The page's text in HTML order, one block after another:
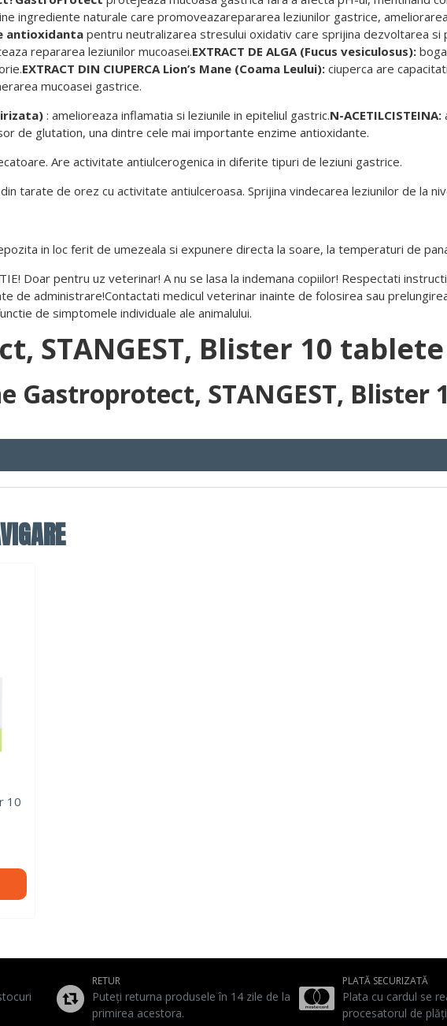
ingrediente naturale care promoveazarepararea leziunilor gastrice,
antioxidanta pentru neutralizarea stresului oxidativ care sprijina dezvoltarea si
repararea leziunilor mucoasei.EXTRACT DE ALGA (Fucus vesiculosus):
EXTRACT DIN CIUPERCA Lion’s Mane (Coama Leului): ciuperca are
mucoasei gastrice.
) : amelioreaza inflamatia si leziunile in epiteliul gastric.N-ACETILCISTEINA:
de glutation, una dintre cele mai importante enzime antioxidante.
Are activitate antiulcerogenica in diferite tipuri de leziuni gastrice.
tarate de orez cu activitate antiulceroasa. Sprijina vindecarea leziunilor de la
in loc ferit de umezeala si expunere directa la soare, la temperaturi de
Doar pentru uz veterinar! A nu se lasa la indemana copiilor! Respectati
de administrare!Contactati medicul veterinar inainte de folosirea sau
de simptomele individuale ale animalului.
STANGEST, Blister 10 tablete
Gastroprotect, STANGEST, Blister
10
RETUR
Puteți returna produsele în 14 zile de la
primirea acestora.
PLATĂ SECURIZATĂ
Plata cu cardul se
procesatorul de